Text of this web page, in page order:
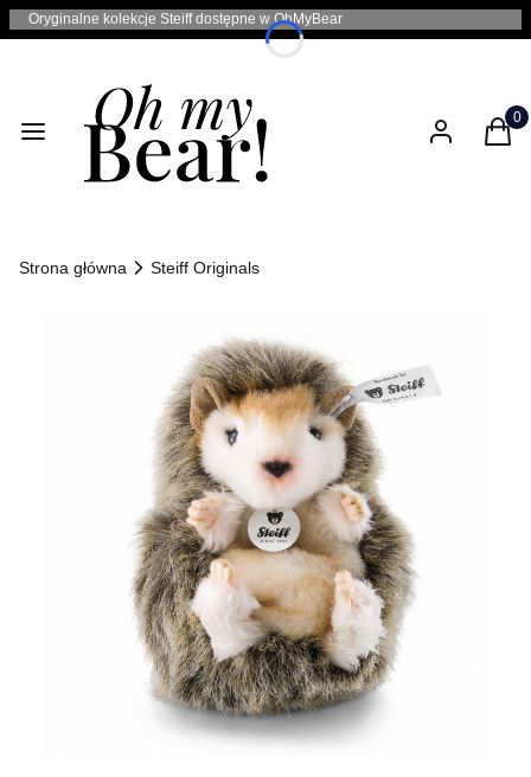
Oryginalne kolekcje Steiff dostępne w OhMyBear
Menu Zaloguj się
Strona główna Steiff Originals